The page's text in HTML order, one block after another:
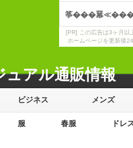
[PR] この広告は3ヶ月以
ホームページを更新後
ュアル通販情報
ビジネス メンズ
服 春服 ドレ